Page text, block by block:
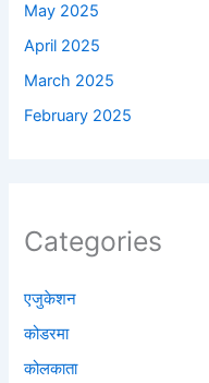
May 2025
April 2025
March 2025
February 2025
Categories
एजुकेशन
कोडरमा
कोलकाता